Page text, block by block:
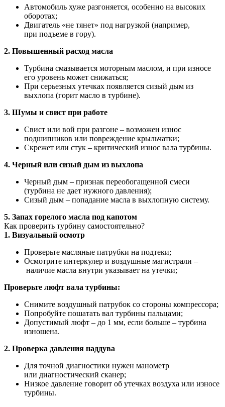
Автомобиль хуже разгоняется, особенно на высоких
оборотах;
Двигатель «не тянет» под нагрузкой (например,
при подъеме в гору).
2. Повышенный расход масла
Турбина смазывается моторным маслом, и при износе
его уровень может снижаться;
При серьезных утечках появляется сизый дым из
выхлопа (горит масло в турбине).
3. Шумы и свист при работе
Свист или вой при разгоне – возможен износ
подшипников или повреждение крыльчатки;
Скрежет или стук – критический износ вала турбины.
4. Черный или сизый дым из выхлопа
Черный дым – признак переобогащенной смеси
(турбина не дает нужного давления);
Сизый дым – попадание масла в выхлопную систему.
5. Запах горелого масла под капотом
Как проверить турбину самостоятельно?
1. Визуальный осмотр
Проверьте масляные патрубки на подтеки;
Осмотрите интеркулер и воздушные магистрали –
наличие масла внутри указывает на утечки;
Проверьте люфт вала турбины:
Снимите воздушный патрубок со стороны компрессора;
Попробуйте пошатать вал турбины пальцами;
Допустимый люфт – до 1 мм, если больше – турбина
изношена.
2. Проверка давления наддува
Для точной диагностики нужен манометр
или диагностический сканер;
Низкое давление говорит об утечках воздуха или износе
турбины.